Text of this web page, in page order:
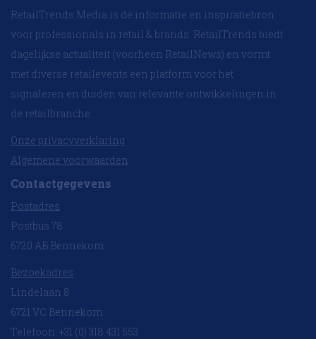
RetailTrends Media is dé informatie en inspiratiebron
voor professionals in retail & brands. RetailTrends biedt
dagelijkse actualiteit (voorheen RetailNews) en vormt
met diverse retailevents een platform voor het
signaleren en duiden van relevante ontwikkelingen in
de retailbranche.
Onze privacyverklaring
Algemene voorwaarden
Contactgegevens
Postadres
Postbus 78
6720 AB Bennekom
Bezoekadres
Lindelaan 8
6721 VC Bennekom
Telefoon: +31 (0) 318 431 553